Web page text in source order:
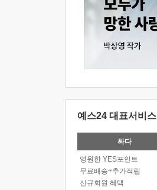
예스24 대표서비스
싸다
영원한 YES포인트
무료배송+추가적립
신규회원 혜택